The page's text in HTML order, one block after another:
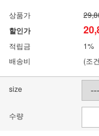
상품가
할인가
적립금
1%
배송비
(조
size
수량